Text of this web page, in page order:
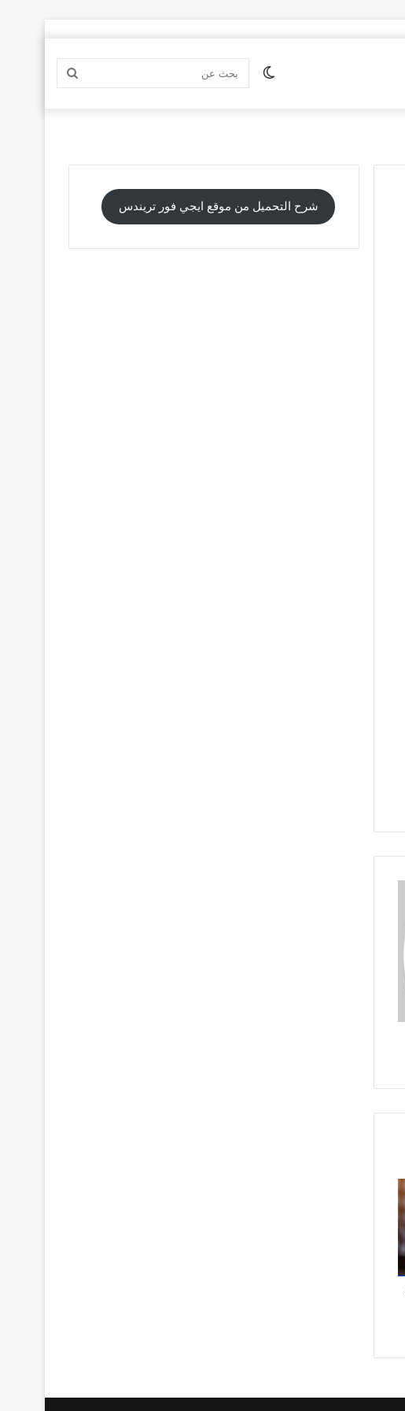
بحث الوضع
شرح التحميل من موقع ايجي فور تريندس